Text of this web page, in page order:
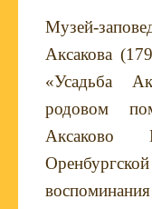
Музей-
Аксакова
«Усадьба
родовом
Аксаково